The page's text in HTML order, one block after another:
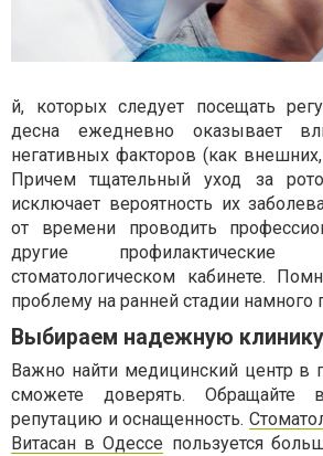
й, которых следует посещать
десна ежедневно оказывает
негативных факторов (как
Причем тщательный уход за
исключает вероятность их
от времени проводить
другие
стоматологическом кабинете.
проблему на ранней стадии
Выбираем надежную клинику
Важно найти медицинский центр в
сможете доверять. Обращайте
репутацию и оснащенность.
Витасан в Одессе пользуется